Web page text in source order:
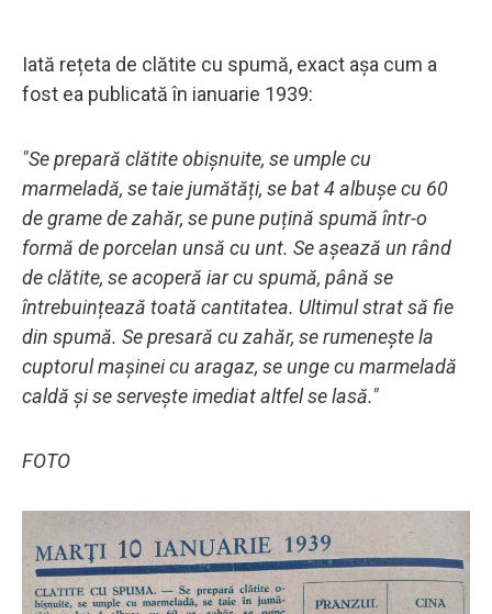
Iată rețeta de clătite cu spumă, exact așa cum a
fost ea publicată în ianuarie 1939:
"Se prepară clătite obișnuite, se umple cu
marmeladă, se taie jumătăți, se bat 4 albușe cu 60
de grame de zahăr, se pune puțină spumă într-o
formă de porcelan unsă cu unt. Se așează un rând
de clătite, se acoperă iar cu spumă, până se
întrebuințează toată cantitatea. Ultimul strat să fie
din spumă. Se presară cu zahăr, se rumenește la
cuptorul mașinei cu aragaz, se unge cu marmeladă
caldă și se servește imediat altfel se lasă."
FOTO